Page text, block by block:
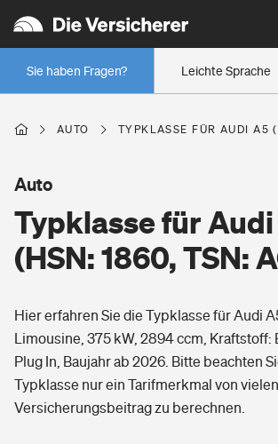
Leichte Sprache
Sie haben Fragen?
Wer versichert was: Jetzt Versicherer finden
Regionalklassen: So ist Ihre Region eingestuft
Wer versichert was: Jetzt Versicherer finden
Berufsunfähigkeitsversicherung
Erwerbsunfähigkeitsversicherung
Grundfähigkeitsversicherung
Arbeitsrechtsschutz
Berufshaftpflichtversicherung
Wohnen
Elementarversicherung
Freizeit
Pri­vate Haft­pflicht­
Gesundheit
AUTO TYPKLASSE FÜR AUDI A5
Typklasse für
(HSN: 1860, TSN:
Auto
Hier erfahren Sie die Typklasse für Audi
Limousine, 375 kW, 2894 ccm,
Plug In, Baujahr ab 2026. Bitte beachten
Typklasse nur ein Tarifmerkmal von
Versicherungsbeitrag zu berechnen.